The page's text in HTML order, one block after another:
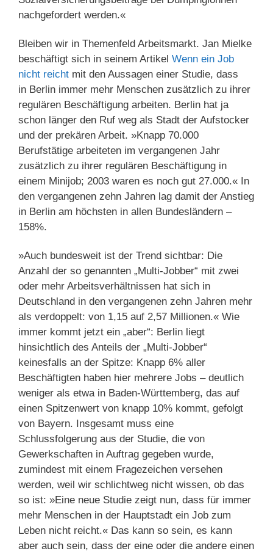
nachgefordert werden.«
Bleiben wir in Themenfeld Arbeitsmarkt. Jan Mielke
beschäftigt sich in seinem Artikel Wenn ein Job
nicht reicht mit den Aussagen einer Studie, dass
in Berlin immer mehr Menschen zusätzlich zu ihrer
regulären Beschäftigung arbeiten. Berlin hat ja
schon länger den Ruf weg als Stadt der Aufstocker
und der prekären Arbeit. »Knapp 70.000
Berufstätige arbeiteten im vergangenen Jahr
zusätzlich zu ihrer regulären Beschäftigung in
einem Minijob; 2003 waren es noch gut 27.000.« In
den vergangenen zehn Jahren lag damit der Anstieg
in Berlin am höchsten in allen Bundesländern –
158%.
»Auch bundesweit ist der Trend sichtbar: Die
Anzahl der so genannten „Multi-Jobber“ mit zwei
oder mehr Arbeitsverhältnissen hat sich in
Deutschland in den vergangenen zehn Jahren mehr
als verdoppelt: von 1,15 auf 2,57 Millionen.« Wie
immer kommt jetzt ein „aber“: Berlin liegt
hinsichtlich des Anteils der „Multi-Jobber“
keinesfalls an der Spitze: Knapp 6% aller
Beschäftigten haben hier mehrere Jobs – deutlich
weniger als etwa in Baden-Württemberg, das auf
einen Spitzenwert von knapp 10% kommt, gefolgt
von Bayern. Insgesamt muss eine
Schlussfolgerung aus der Studie, die von
Gewerkschaften in Auftrag gegeben wurde,
zumindest mit einem Fragezeichen versehen
werden, weil wir schlichtweg nicht wissen, ob das
so ist: »Eine neue Studie zeigt nun, dass für immer
mehr Menschen in der Hauptstadt ein Job zum
Leben nicht reicht.« Das kann so sein, es kann
aber auch sein, dass der eine oder die andere einen